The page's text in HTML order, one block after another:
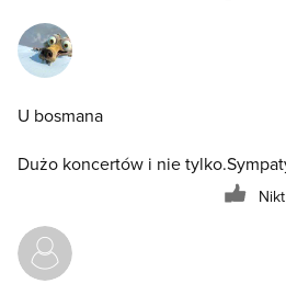
U bosmana
Dużo koncertów i nie